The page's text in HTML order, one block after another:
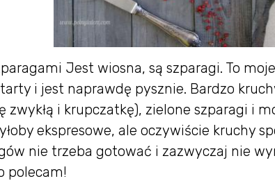
Jest wiosna, są szparagi. To
i jest naprawdę pysznie. Bardzo
zwykłą i krupczatkę), zielone szparagi i
ekspresowe, ale oczywiście kruchy
nie trzeba gotować i zazwyczaj nie
polecam!